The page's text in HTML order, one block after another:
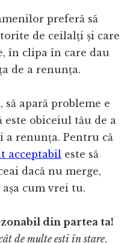
preferă să
de ceilalți și care
în clipa în care dau
de a renunța.
apară probleme e
este obiceiul tău de a
a renunța. Pentru că
acceptabil este să
dacă nu merge,
cum vrei tu.
din partea ta!
de multe ești în stare,